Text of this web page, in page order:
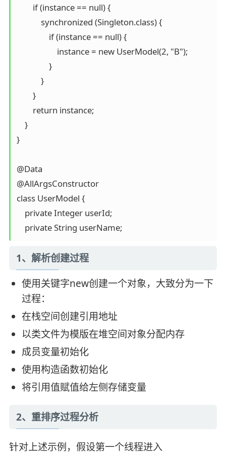
        if (instance == null) {
            synchronized (Singleton.class) {
                if (instance == null) {
                    instance = new UserModel(2, "B");
                }
            }
        }
        return instance;
    }
}
@Data
@AllArgsConstructor
class UserModel {
    private Integer userId;
    private String userName;
1、解析创建过程
使用关键字new创建一个对象，大致分为一下
过程：
在栈空间创建引用地址
以类文件为模版在堆空间对象分配内存
成员变量初始化
使用构造函数初始化
将引用值赋值给左侧存储变量
2、重排序过程分析
针对上述示例，假设第一个线程进入